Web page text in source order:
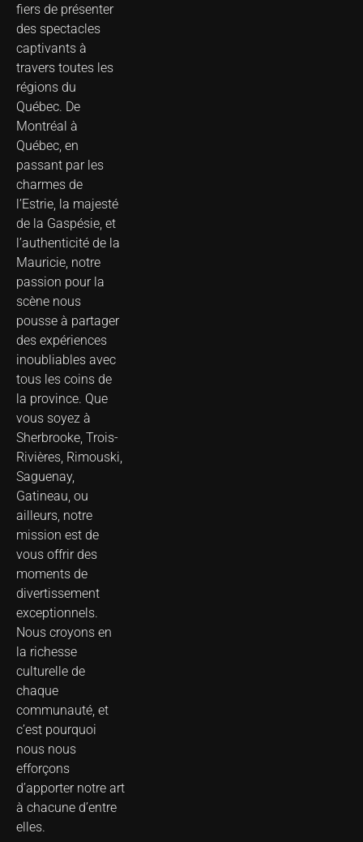
fiers de présenter
des spectacles
captivants à
travers toutes les
régions du
Québec. De
Montréal à
Québec, en
passant par les
charmes de
l’Estrie, la majesté
de la Gaspésie, et
l’authenticité de la
Mauricie, notre
passion pour la
scène nous
pousse à partager
des expériences
inoubliables avec
tous les coins de
la province. Que
vous soyez à
Sherbrooke, Trois-
Rivières, Rimouski,
Saguenay,
Gatineau, ou
ailleurs, notre
mission est de
vous offrir des
moments de
divertissement
exceptionnels.
Nous croyons en
la richesse
culturelle de
chaque
communauté, et
c’est pourquoi
nous nous
efforçons
d’apporter notre art
à chacune d’entre
elles.